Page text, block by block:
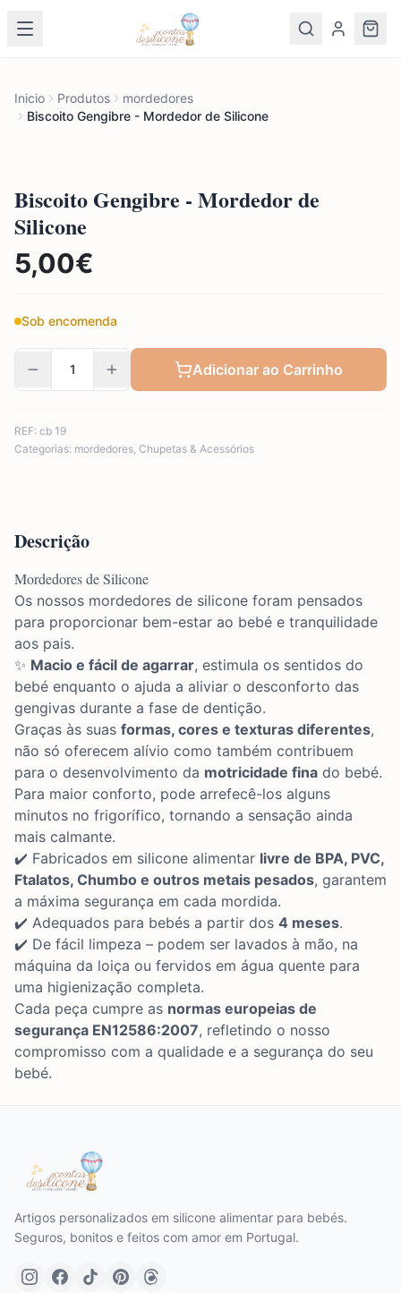
Inicio Produtos
mordedores
Biscoito Gengibre - Mordedor de Silicone
Biscoito Gengibre - Mordedor de
Silicone
5,00€
Sob encomenda
Adicionar ao Carrinho
REF: cb 19
Categorias: mordedores, Chupetas & Acessórios
Descrição
Mordedores de Silicone
Os nossos mordedores de silicone foram pensados
para proporcionar bem-estar ao bebé e tranquilidade
aos pais.
✨ Macio e fácil de agarrar, estimula os sentidos do
bebé enquanto o ajuda a aliviar o desconforto das
gengivas durante a fase de dentição.
Graças às suas formas, cores e texturas diferentes,
não só oferecem alívio como também contribuem
para o desenvolvimento da motricidade fina do bebé.
Para maior conforto, pode arrefecê-los alguns
minutos no frigorífico, tornando a sensação ainda
mais calmante.
✔️ Fabricados em silicone alimentar livre de BPA, PVC,
Ftalatos, Chumbo e outros metais pesados, garantem
a máxima segurança em cada mordida.
✔️ Adequados para bebés a partir dos 4 meses.
✔️ De fácil limpeza – podem ser lavados à mão, na
máquina da loiça ou fervidos em água quente para
uma higienização completa.
Cada peça cumpre as normas europeias de
segurança EN12586:2007, refletindo o nosso
compromisso com a qualidade e a segurança do seu
bebé.
Artigos personalizados em silicone alimentar para bebés.
Seguros, bonitos e feitos com amor em Portugal.